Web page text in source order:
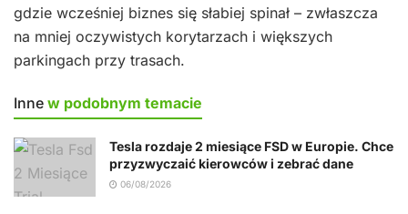
gdzie wcześniej biznes się słabiej spinał – zwłaszcza
na mniej oczywistych korytarzach i większych
parkingach przy trasach.
Inne w podobnym temacie
Tesla rozdaje 2 miesiące FSD w Europie. Chce
przyzwyczaić kierowców i zebrać dane
06/08/2026